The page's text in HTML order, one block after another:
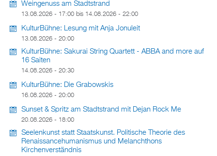
Weingenuss am Stadtstrand
13.08.2026 - 17:00 bis 14.08.2026 - 22:00
KulturBühne: Lesung mit Anja Jonuleit
13.08.2026 - 20:00
KulturBühne: Sakurai String Quartett - ABBA and more auf
16 Saiten
14.08.2026 - 20:30
KulturBühne: Die Grabowskis
16.08.2026 - 20:00
Sunset & Spritz am Stadtstrand mit Dejan Rock Me
20.08.2026 - 18:00
Seelenkunst statt Staatskunst. Politische Theorie des
Renaissancehumanismus und Melanchthons
Kirchenverständnis